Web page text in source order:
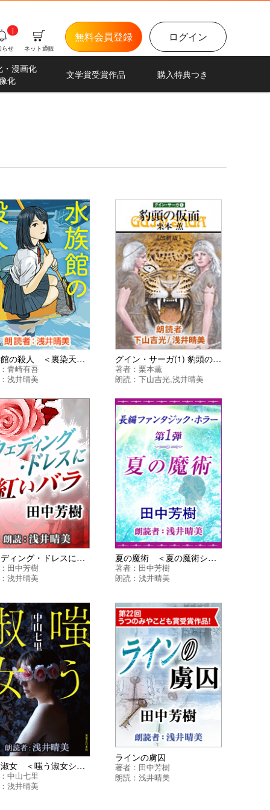
ログイン
無料会員登録
ネット通販
らせ
i
・漫画化
化
文学賞受賞作品 購入特典つき
水族館の殺人 ＜裏染天馬シリーズ＞
青崎有吾
浅井晴美
グイン・サーガ(1) 豹頭の仮面
著者：栗本薫
朗読：下山吉光,浅井晴美
ウェディング・ドレスに紅いバラ
田中芳樹
浅井晴美
夏の魔術 ＜夏の魔術シリーズ＞
著者： 田中芳樹
朗読：浅井晴美
嗤う淑女 ＜嗤う淑女シリーズ＞
中山七里
浅井晴美
ラインの虜囚
著者： 田中芳樹
朗読：浅井晴美